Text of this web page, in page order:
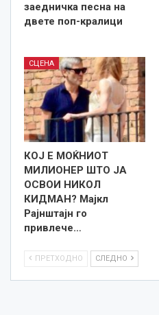
заедничка песна на
двете поп-кралици
СЦЕНА
КОЈ Е МОЌНИОТ
МИЛИОНЕР ШТО ЈА
ОСВОИ НИКОЛ
КИДМАН? Мајкл
Рајнштајн го
привлече…
ПРЕТХОДНО СЛЕДНО